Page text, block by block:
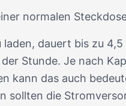
normalen
dauert bis zu
Stunde. Je nach
kann das auch
sollten die